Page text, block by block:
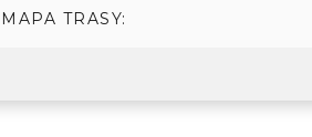
MAPA TRASY: